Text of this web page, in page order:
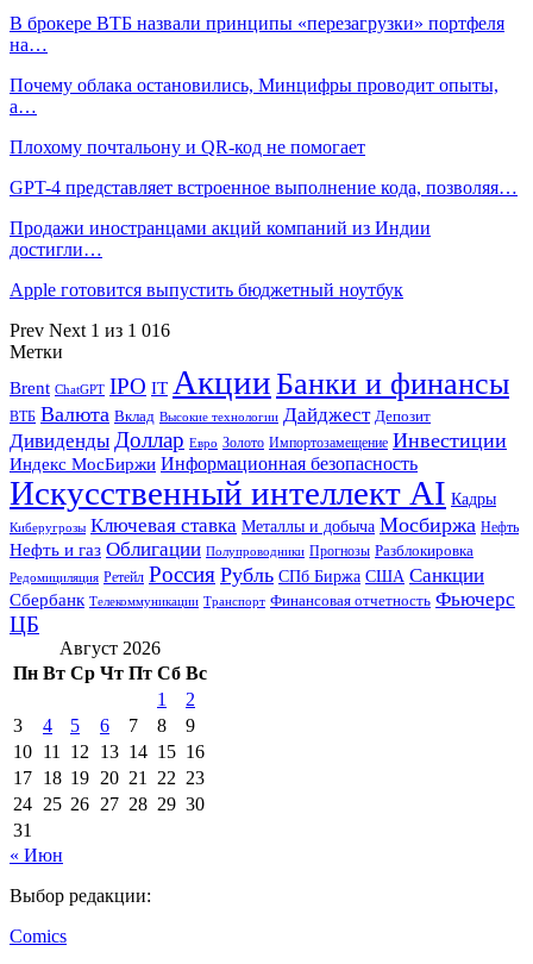
В брокере ВТБ назвали принципы «перезагрузки» портфеля
на…
Почему облака остановились, Минцифры проводит опыты,
а…
Плохому почтальону и QR-код не помогает
GPT-4 представляет встроенное выполнение кода, позволяя…
Продажи иностранцами акций компаний из Индии
достигли…
Apple готовится выпустить бюджетный ноутбук
Prev Next 1 из 1 016
Метки
Brent ChatGPT IPO IT АкцииБанки и финансы
ВТБ Валюта Вклад Высокие технологии Дайджест Депозит
Дивиденды Доллар Евро Золото Импортозамещение Инвестиции
Индекс МосБиржи Информационная безопасность
Искусственный интеллект AI Кадры
Киберугрозы Ключевая ставка Металлы и добыча Мосбиржа Нефть
Нефть и газ Облигации Полупроводники Прогнозы Разблокировка
Редомициляция Ретейл Россия Рубль СПб Биржа США Санкции
Сбербанк Телекоммуникации Транспорт Финансовая отчетность Фьючерс
ЦБ
Август 2026
Пн Вт Ср Чт Пт Сб Вс
1
2
3
4 5 6 7 8
9
10 11 12 13 14 15 16
17 18 19 20 21 22 23
24 25 26 27 28 29 30
31
« Июн
Выбор редакции:
Comics